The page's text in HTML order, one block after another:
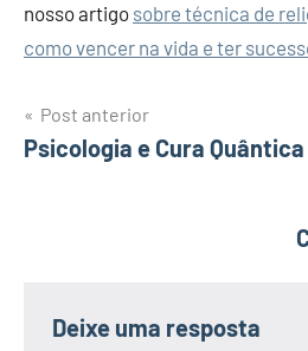
nosso artigo sobre técnica de
como vencer na vida e ter
Navegação
Post anterior
Psicologia e Cura Quântica
Deixe uma resposta